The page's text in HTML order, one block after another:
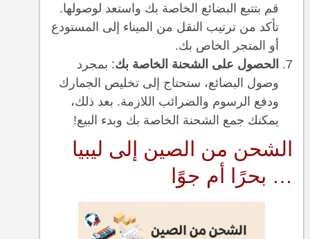
قم بتتبع البضائع الخاصة بك واستعد لوصولها.
تأكد من ترتيب النقل من الميناء إلى المستودع
أو المتجر الخاص بك.
الحصول على الشحنة الخاصة بك: بمجرد
وصول البضائع، ستحتاج إلى تخليص الجمارك
ودفع الرسوم والضرائب اللازمة. بعد ذلك،
يمكنك جمع الشحنة الخاصة بك وبدء البيع!
الشحن من الصين إلى ليبيا
… بحرًا أم جوًا